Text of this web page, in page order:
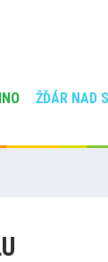
ŽĎÁR NAD